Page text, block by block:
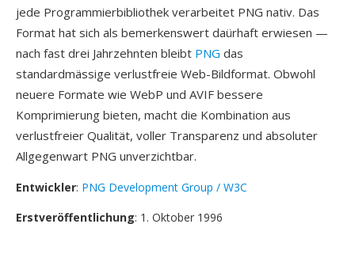
jede Programmierbibliothek verarbeitet PNG nativ. Das
Format hat sich als bemerkenswert daürhaft erwiesen —
nach fast drei Jahrzehnten bleibt PNG das
standardmässige verlustfreie Web-Bildformat. Obwohl
neuere Formate wie WebP und AVIF bessere
Komprimierung bieten, macht die Kombination aus
verlustfreier Qualität, voller Transparenz und absoluter
Allgegenwart PNG unverzichtbar.
Entwickler: PNG Development Group / W3C
Erstveröffentlichung: 1. Oktober 1996